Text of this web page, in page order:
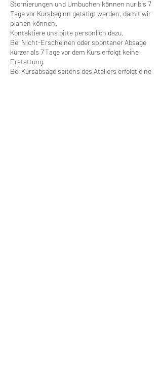
Stornierungen und Umbuchen können nur bis 7
Tage vor Kursbeginn getätigt werden, damit wir
planen können.
Kontaktiere uns bitte persönlich dazu.
Bei Nicht-Erscheinen oder spontaner Absage
kürzer als 7 Tage vor dem Kurs erfolgt keine
Erstattung.
Bei Kursabsage seitens des Ateliers erfolgt eine